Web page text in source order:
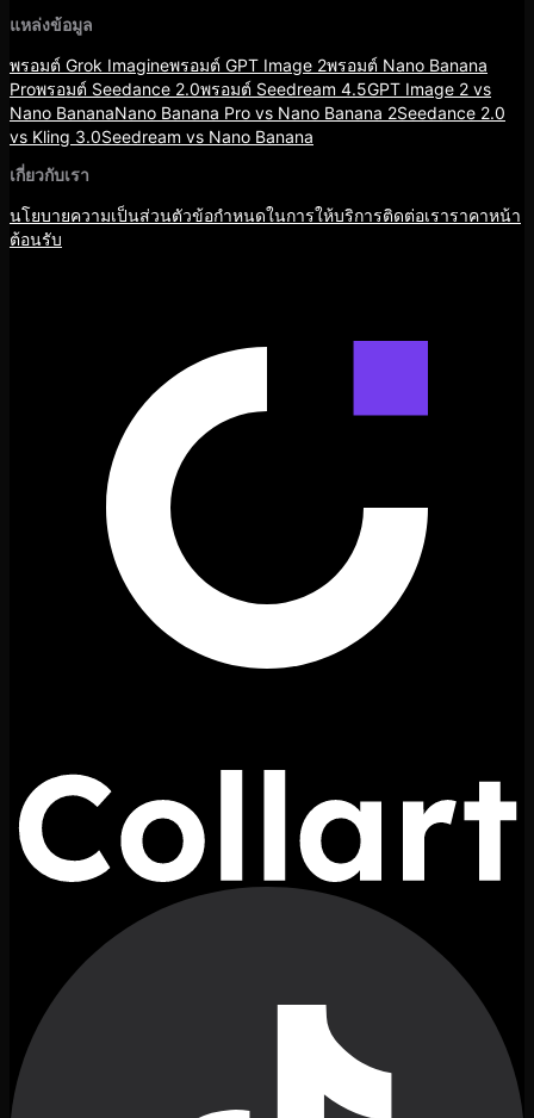
แหล่งข้อมูล
พรอมต์ Grok Imagineพรอมต์ GPT Image 2พรอมต์ Nano Banana
Proพรอมต์ Seedance 2.0พรอมต์ Seedream 4.5GPT Image 2 vs
Nano BananaNano Banana Pro vs Nano Banana 2Seedance 2.0
vs Kling 3.0Seedream vs Nano Banana
เกี่ยวกับเรา
นโยบายความเป็นส่วนตัวข้อกำหนดในการให้บริการติดต่อเราราคาหน้า
ต้อนรับ